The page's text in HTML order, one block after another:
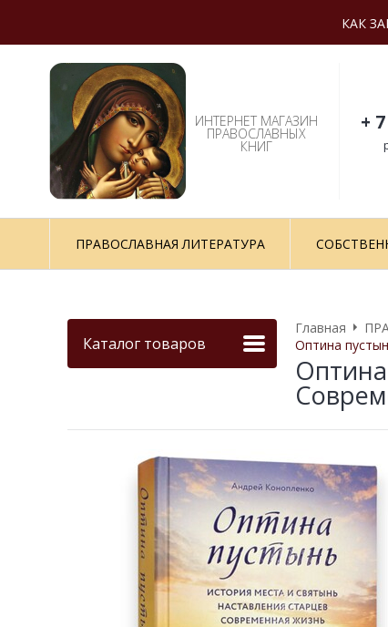
КАК
ИНТЕРНЕТ МАГАЗИН
ПРАВОСЛАВНЫХ
КНИГ
+
ПРАВОСЛАВНАЯ ЛИТЕРАТУРА
Каталог товаров
Главная
Оптина